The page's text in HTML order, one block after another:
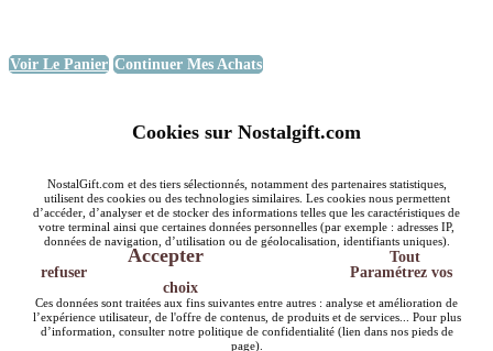
Voir Le Panier Continuer Mes Achats
Cookies sur Nostalgift.com
NostalGift.com et des tiers sélectionnés, notamment des partenaires statistiques,
utilisent des cookies ou des technologies similaires. Les cookies nous permettent
d’accéder, d’analyser et de stocker des informations telles que les caractéristiques de
votre terminal ainsi que certaines données personnelles (par exemple : adresses IP,
données de navigation, d’utilisation ou de géolocalisation, identifiants uniques).
Accepter
Tout
refuser
Paramétrez vos
choix
Ces données sont traitées aux fins suivantes entre autres : analyse et amélioration de
l’expérience utilisateur, de l'offre de contenus, de produits et de services... Pour plus
d’information, consulter notre politique de confidentialité (lien dans nos pieds de
page).